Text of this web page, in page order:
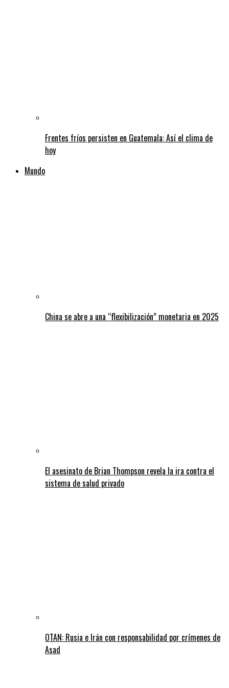
Frentes fríos persisten en Guatemala: Así el clima de
hoy
Mundo
China se abre a una “flexibilización” monetaria en 2025
El asesinato de Brian Thompson revela la ira contra el
sistema de salud privado
OTAN: Rusia e Irán con responsabilidad por crímenes de
Asad